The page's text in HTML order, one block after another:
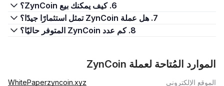
6. كيف يمكنك بيع ZynCoin؟
7. هل عملة ZynCoin تمثل استثمارًا جيدًا؟
8. كم عدد ZynCoin المتوفر حاليًا؟
الموارد المُتاحة لعملة ZynCoin
الموقع الإلكتروني zyncoin.xyz
WhitePaper